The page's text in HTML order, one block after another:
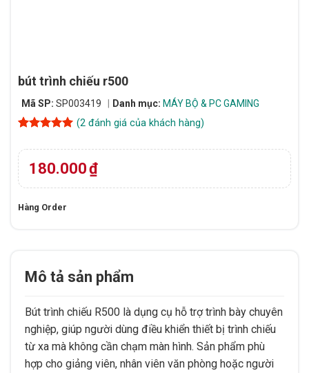
bút trình chiếu r500
Mã SP: SP003419 Danh mục: MÁY BỘ & PC GAMING
dựa trên
đánh giá
(2đánh giá của khách hàng)
180.000₫
Hàng Order
Mô tả sản phẩm
Bút trình chiếu R500 là dụng cụ hỗ trợ trình bày chuyên
nghiệp, giúp người dùng điều khiển thiết bị trình chiếu
từ xa mà không cần chạm màn hình. Sản phẩm phù
hợp cho giảng viên, nhân viên văn phòng hoặc người